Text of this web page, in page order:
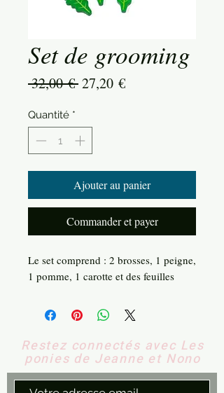
Set de grooming
32,00 € Prix
27,20 €Prix
Quantité *
Ajouter au panier
Commander et payer
Le set comprend : 2 brosses, 1 peigne,
1 pomme, 1 carotte et des feuilles
Restez connectés avec Les
ponies de Jeanne et Nono